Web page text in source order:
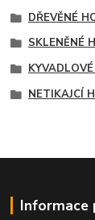
DŘEVĚNÉ
SKLENĚNÉ
NETIKAJCÍ
Informace